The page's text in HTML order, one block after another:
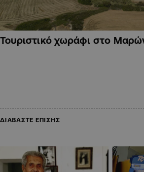
Τουριστικό χωράφι στο
ΔΙΑΒΑΣΤΕ ΕΠΙΣΗΣ